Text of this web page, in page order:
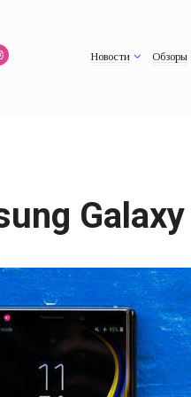
Новости Обзоры